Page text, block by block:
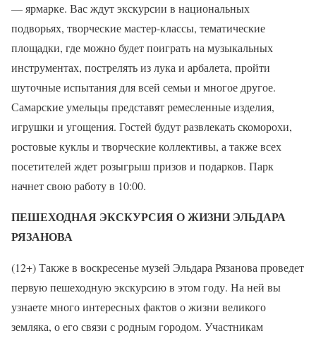
— ярмарке. Вас ждут экскурсии в национальных
подворьях, творческие мастер-классы, тематические
площадки, где можно будет поиграть на музыкальных
инструментах, пострелять из лука и арбалета, пройти
шуточные испытания для всей семьи и многое другое.
Самарские умельцы представят ремесленные изделия,
игрушки и угощения. Гостей будут развлекать скоморохи,
ростовые куклы и творческие коллективы, а также всех
посетителей ждет розыгрыш призов и подарков. Парк
начнет свою работу в 10:00.
ПЕШЕХОДНАЯ ЭКСКУРСИЯ О ЖИЗНИ ЭЛЬДАРА
РЯЗАНОВА
(12+) Также в воскресенье музей Эльдара Рязанова проведет
первую пешеходную экскурсию в этом году. На ней вы
узнаете много интересных фактов о жизни великого
земляка, о его связи с родным городом. Участникам